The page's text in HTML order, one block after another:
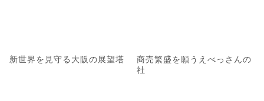
新世界を見守る大阪の展望塔
商売繁盛を願うえべっさんの
社